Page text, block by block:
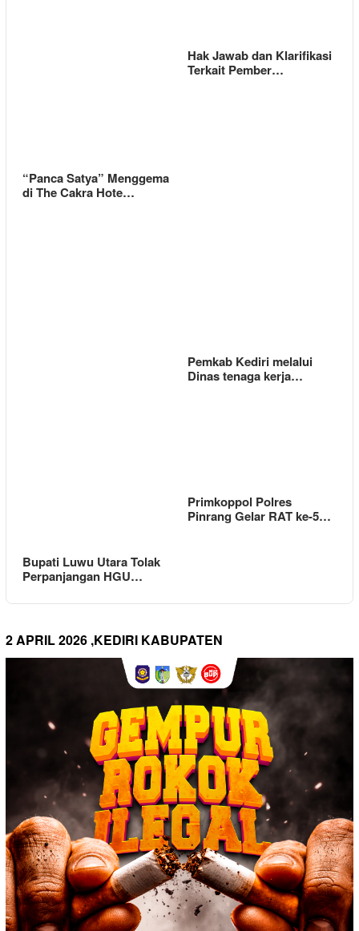
Hak Jawab dan Klarifikasi
Terkait Pember…
“Panca Satya” Menggema
di The Cakra Hote…
Pemkab Kediri melalui
Dinas tenaga kerja…
Bupati Luwu Utara Tolak
Perpanjangan HGU…
Primkoppol Polres
Pinrang Gelar RAT ke-5…
2 APRIL 2026 ,KEDIRI KABUPATEN